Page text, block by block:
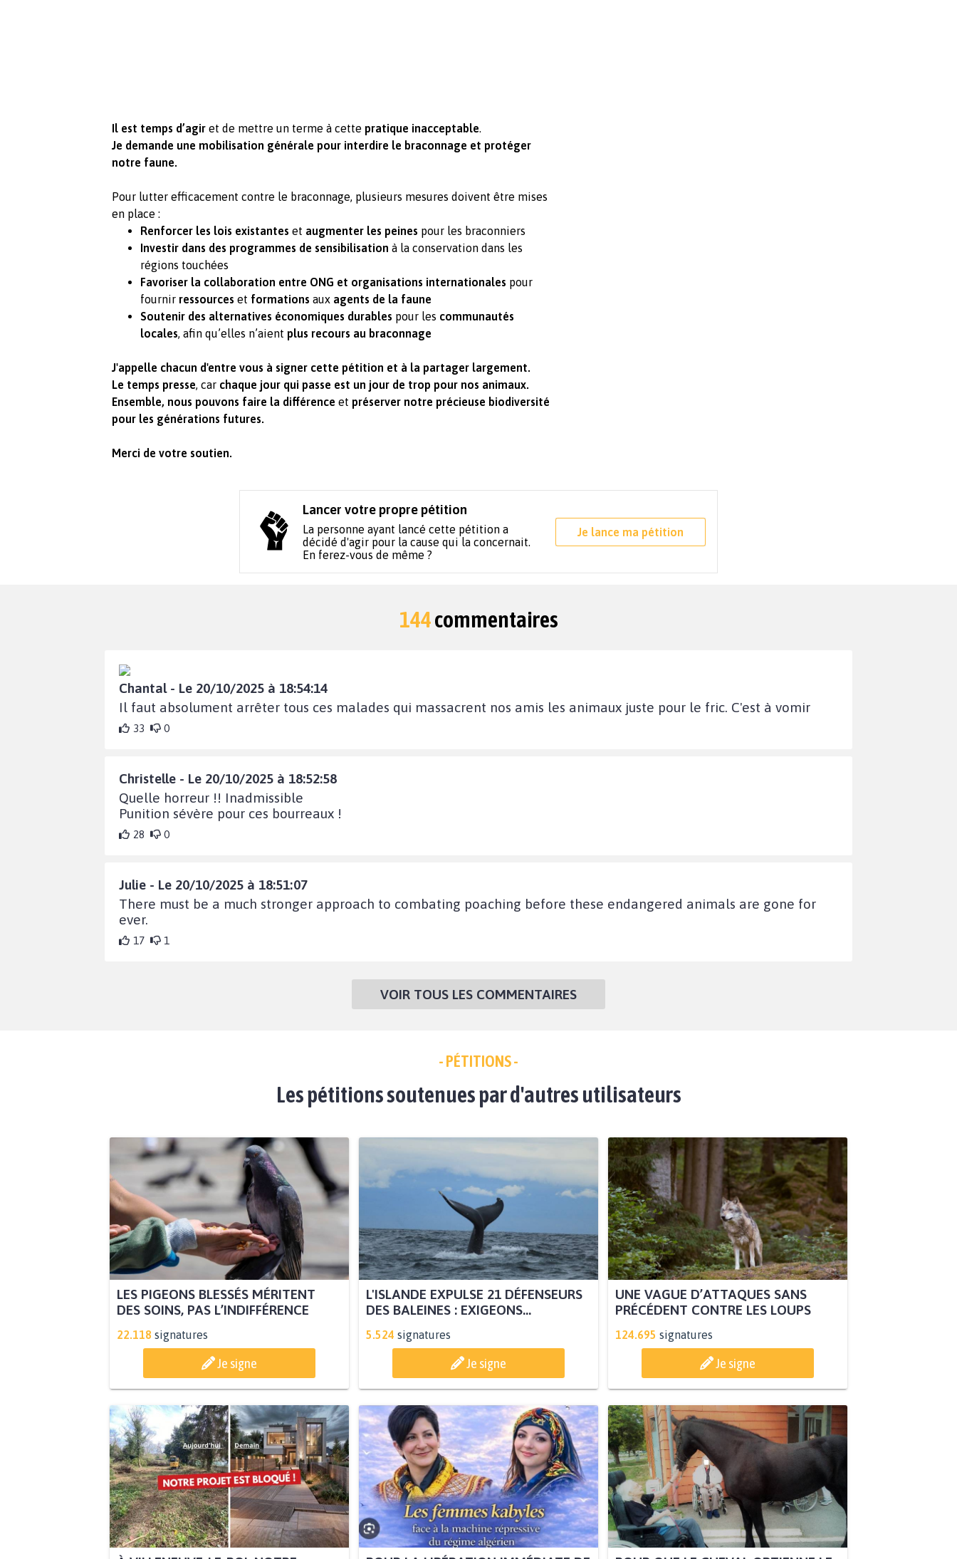
Il est temps d’agir et de mettre un terme à cette pratique inacceptable.
Je demande une mobilisation générale pour interdire le braconnage et protéger
notre faune.
Pour lutter efficacement contre le braconnage, plusieurs mesures doivent être mises
en place :
Renforcer les lois existantes et augmenter les peines pour les braconniers
Investir dans des programmes de sensibilisation à la conservation dans les
régions touchées
Favoriser la collaboration entre ONG et organisations internationales pour
fournir ressources et formations aux agents de la faune
Soutenir des alternatives économiques durables pour les communautés
locales, afin qu’elles n’aient plus recours au braconnage
J'appelle chacun d'entre vous à signer cette pétition et à la partager largement.
Le temps presse, car chaque jour qui passe est un jour de trop pour nos animaux.
Ensemble, nous pouvons faire la différence et préserver notre précieuse biodiversité
pour les générations futures.
Merci de votre soutien.
Lancer votre propre pétition
La personne ayant lancé cette pétition a
décidé d'agir pour la cause qui la concernait.
En ferez-vous de même ?
Je lance ma pétition
144commentaires
Chantal - Le 20/10/2025 à 18:54:14
Il faut absolument arrêter tous ces malades qui massacrent nos amis les animaux juste pour le fric. C'est à vomir
33 0
Christelle - Le 20/10/2025 à 18:52:58
Quelle horreur !! Inadmissible
Punition sévère pour ces bourreaux !
28 0
Julie - Le 20/10/2025 à 18:51:07
There must be a much stronger approach to combating poaching before these endangered animals are gone for
ever.
17 1
VOIR TOUS LES COMMENTAIRES
- PÉTITIONS -
Les pétitions soutenues par d'autres utilisateurs
LES PIGEONS BLESSÉS MÉRITENT
DES SOINS, PAS L’INDIFFÉRENCE
22.118 signatures
Je signe
L'ISLANDE EXPULSE 21 DÉFENSEURS
DES BALEINES : EXIGEONS...
5.524 signatures
Je signe
UNE VAGUE D’ATTAQUES SANS
PRÉCÉDENT CONTRE LES LOUPS
124.695 signatures
Je signe